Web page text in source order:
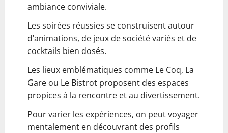
ambiance conviviale.
Les soirées réussies se construisent autour
d’animations, de jeux de société variés et de
cocktails bien dosés.
Les lieux emblématiques comme Le Coq, La
Gare ou Le Bistrot proposent des espaces
propices à la rencontre et au divertissement.
Pour varier les expériences, on peut voyager
mentalement en découvrant des profils